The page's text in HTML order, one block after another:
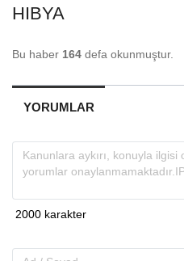
HIBYA
Bu haber 164 defa okunmuştur.
YORUMLAR